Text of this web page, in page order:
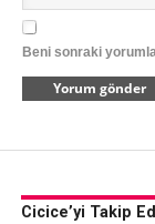
Beni sonraki
Cicice’yi Takip